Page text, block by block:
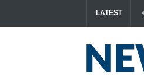
LATESTবহিষ্কৃত